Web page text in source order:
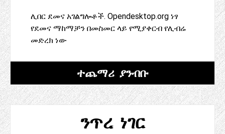
ሊበር ደመና አገልግሎቶች. Opendesktop.org ነፃ
የደመና ማከማቻን በመስመር ላይ የሚያቀርብ የሊብሬ
መድረክ ነው
ተጨማሪ ያንብቡ
ንጥረ ነገር